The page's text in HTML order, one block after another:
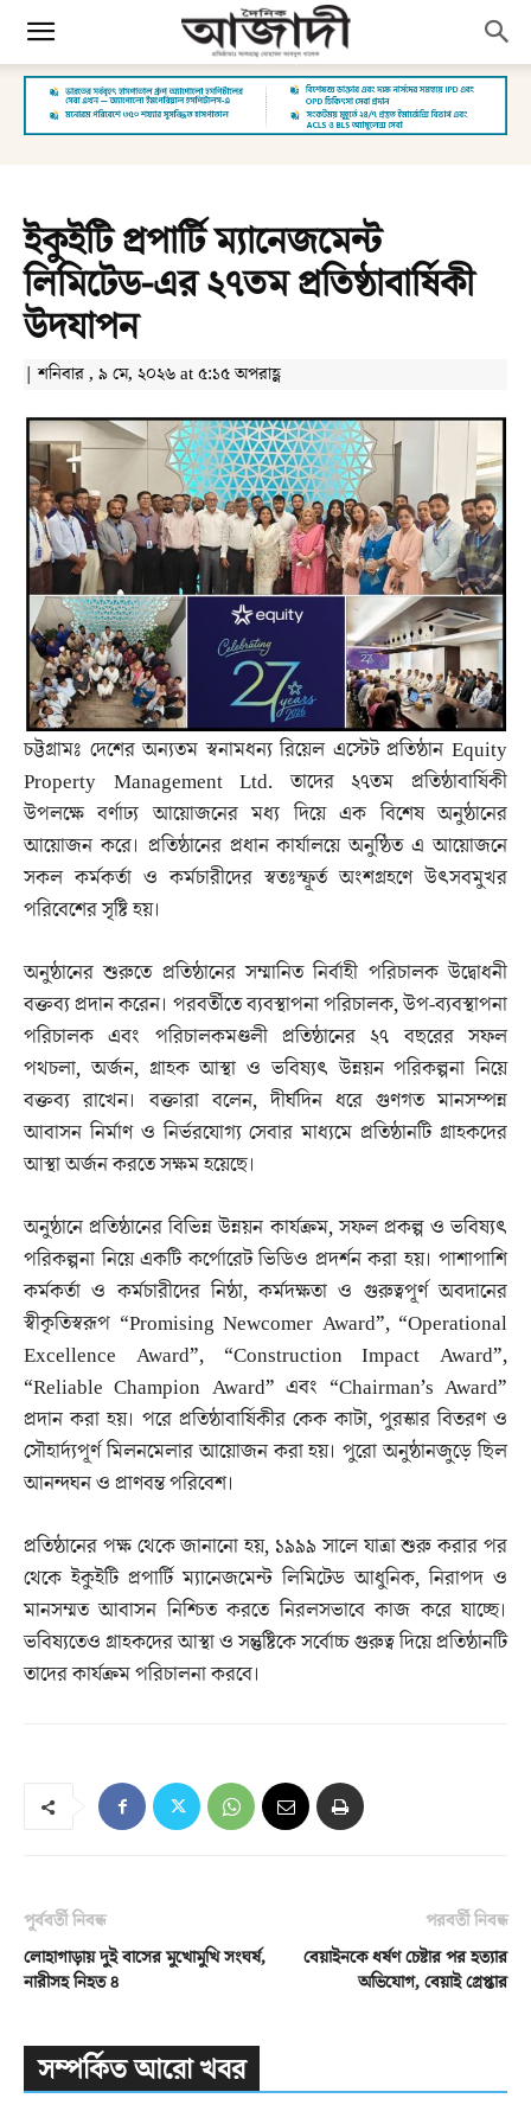
ইকুইটি প্রপার্টি ম্যানেজমেন্ট
লিমিটেড-এর ২৭তম প্রতিষ্ঠাবার্ষিকী
উদযাপন
| শনিবার , ৯ মে, ২০২৬ at ৫:১৫ অপরাহ্ণ
চট্টগ্রামঃ দেশের অন্যতম স্বনামধন্য রিয়েল এস্টেট প্রতিষ্ঠান Equity
Property Management Ltd. তাদের ২৭তম প্রতিষ্ঠাবার্ষিকী
উপলক্ষে বর্ণাঢ্য আয়োজনের মধ্য দিয়ে এক বিশেষ অনুষ্ঠানের
আয়োজন করে। প্রতিষ্ঠানের প্রধান কার্যালয়ে অনুষ্ঠিত এ আয়োজনে
সকল কর্মকর্তা ও কর্মচারীদের স্বতঃস্ফূর্ত অংশগ্রহণে উৎসবমুখর
পরিবেশের সৃষ্টি হয়।
অনুষ্ঠানের শুরুতে প্রতিষ্ঠানের সম্মানিত নির্বাহী পরিচালক উদ্বোধনী
বক্তব্য প্রদান করেন। পরবর্তীতে ব্যবস্থাপনা পরিচালক, উপ-ব্যবস্থাপনা
পরিচালক এবং পরিচালকমণ্ডলী প্রতিষ্ঠানের ২৭ বছরের সফল
পথচলা, অর্জন, গ্রাহক আস্থা ও ভবিষ্যৎ উন্নয়ন পরিকল্পনা নিয়ে
বক্তব্য রাখেন। বক্তারা বলেন, দীর্ঘদিন ধরে গুণগত মানসম্পন্ন
আবাসন নির্মাণ ও নির্ভরযোগ্য সেবার মাধ্যমে প্রতিষ্ঠানটি গ্রাহকদের
আস্থা অর্জন করতে সক্ষম হয়েছে।
অনুষ্ঠানে প্রতিষ্ঠানের বিভিন্ন উন্নয়ন কার্যক্রম, সফল প্রকল্প ও ভবিষ্যৎ
পরিকল্পনা নিয়ে একটি কর্পোরেট ভিডিও প্রদর্শন করা হয়। পাশাপাশি
কর্মকর্তা ও কর্মচারীদের নিষ্ঠা, কর্মদক্ষতা ও গুরুত্বপূর্ণ অবদানের
স্বীকৃতিস্বরূপ “Promising Newcomer Award”, “Operational
Excellence Award”, “Construction Impact Award”,
“Reliable Champion Award” এবং “Chairman’s Award”
প্রদান করা হয়। পরে প্রতিষ্ঠাবার্ষিকীর কেক কাটা, পুরস্কার বিতরণ ও
সৌহার্দ্যপূর্ণ মিলনমেলার আয়োজন করা হয়। পুরো অনুষ্ঠানজুড়ে ছিল
আনন্দঘন ও প্রাণবন্ত পরিবেশ।
প্রতিষ্ঠানের পক্ষ থেকে জানানো হয়, ১৯৯৯ সালে যাত্রা শুরু করার পর
থেকে ইকুইটি প্রপার্টি ম্যানেজমেন্ট লিমিটেড আধুনিক, নিরাপদ ও
মানসম্মত আবাসন নিশ্চিত করতে নিরলসভাবে কাজ করে যাচ্ছে।
ভবিষ্যতেও গ্রাহকদের আস্থা ও সন্তুষ্টিকে সর্বোচ্চ গুরুত্ব দিয়ে প্রতিষ্ঠানটি
তাদের কার্যক্রম পরিচালনা করবে।
পূর্ববর্তী নিবন্ধ
লোহাগাড়ায় দুই বাসের মুখোমুখি সংঘর্ষ,
নারীসহ নিহত ৪
পরবর্তী নিবন্ধ
বেয়াইনকে ধর্ষণ চেষ্টার পর হত্যার
অভিযোগ, বেয়াই গ্রেপ্তার
সম্পর্কিত আরো খবর